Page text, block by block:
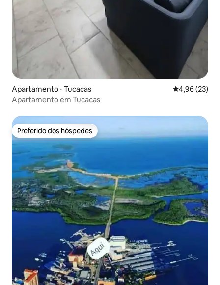
Apartamento ⋅ Tucacas 4,96 de uma
4,96 (23)
Apartamento em Tucacas
Preferido dos hóspedes
Preferido dos hóspedes